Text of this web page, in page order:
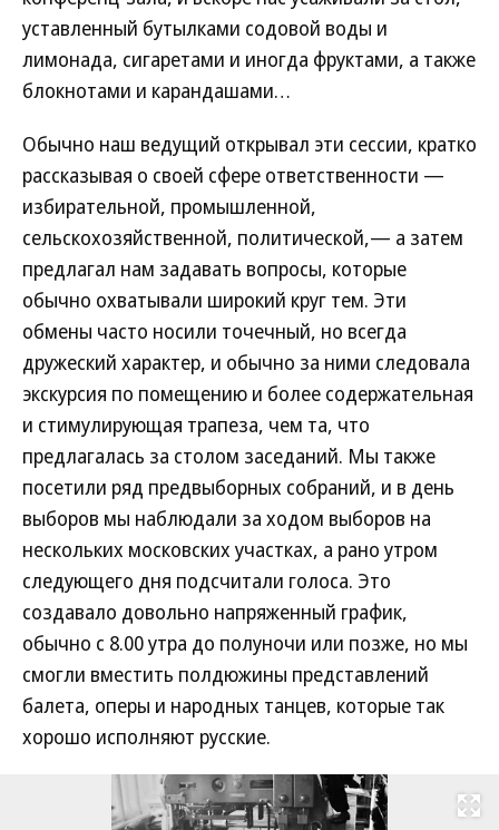
уставленный бутылками содовой воды и
лимонада, сигаретами и иногда фруктами, а также
блокнотами и карандашами…
Обычно наш ведущий открывал эти сессии, кратко
рассказывая о своей сфере ответственности —
избирательной, промышленной,
сельскохозяйственной, политической,— а затем
предлагал нам задавать вопросы, которые
обычно охватывали широкий круг тем. Эти
обмены часто носили точечный, но всегда
дружеский характер, и обычно за ними следовала
экскурсия по помещению и более содержательная
и стимулирующая трапеза, чем та, что
предлагалась за столом заседаний. Мы также
посетили ряд предвыборных собраний, и в день
выборов мы наблюдали за ходом выборов на
нескольких московских участках, а рано утром
следующего дня подсчитали голоса. Это
создавало довольно напряженный график,
обычно с 8.00 утра до полуночи или позже, но мы
смогли вместить полдюжины представлений
балета, оперы и народных танцев, которые так
хорошо исполняют русские.
Развернуть